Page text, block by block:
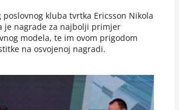
poslovnog kluba tvrtka Ericsson Nikola
je nagrade za najbolji primjer
modela, te im ovom prigodom
na osvojenoj nagradi.